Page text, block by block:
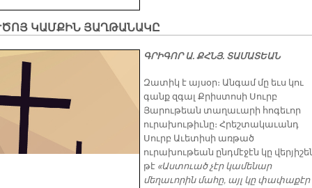
ԿԱՄՔԻՆ ՅԱՂԹԱՆԱԿԸ
ԳՐԻԳՈՐ Ա. ՔՀՆՅ. ՏԱՄԱՏԵԱՆ
Զատիկ է այսօր։ Անգամ մը եւս կու
գանք զգալ Քրիստոսի Սուրբ
Յարութեան տաղաւարի հոգեւոր
ուրախութիւնը։ Հրեշտակաւանդ
Սուրբ Աւետիսի առթած
ուրախութեան ընդմէջէն կը
թէ «Աստուած չէր կամենար
մեղաւորին մահը, այլ կը փափաքէր